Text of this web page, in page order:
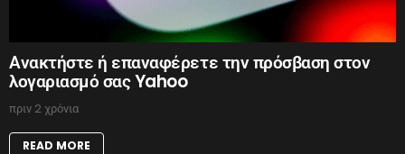
Ανακτήστε ή επαναφέρετε την πρόσβαση στον
λογαριασμό σας Yahoo
πριν 2 χρόνια
READ MORE